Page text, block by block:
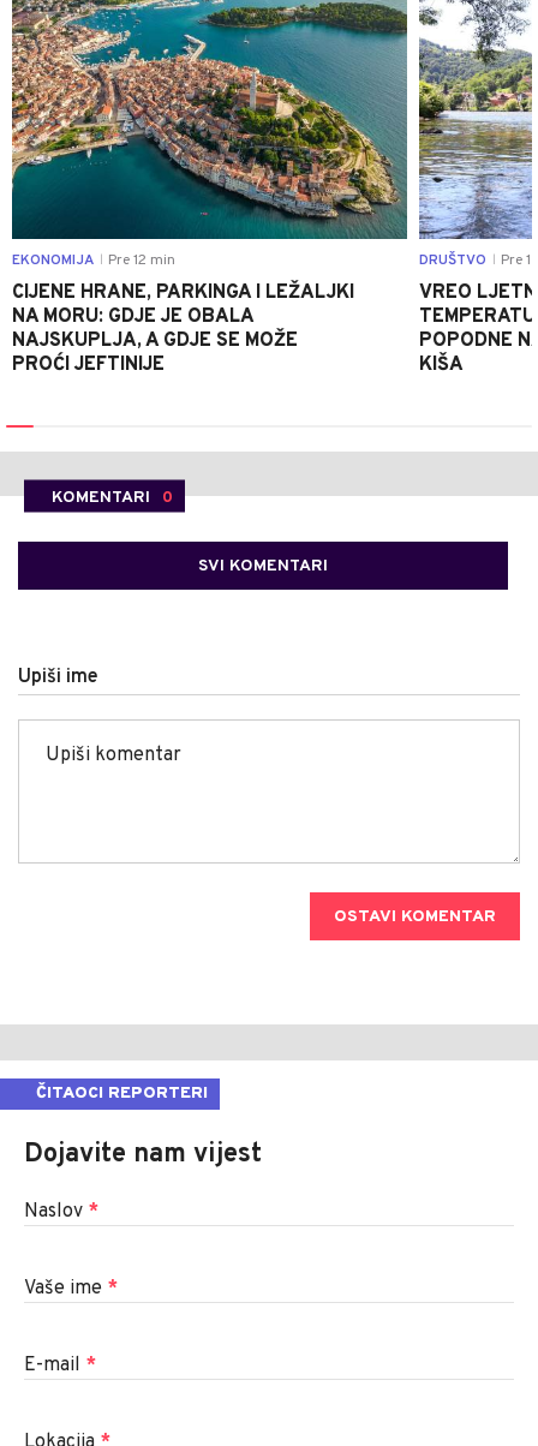
EKONOMIJA Pre 12 min
CIJENE HRANE, PARKINGA I LEŽALJKI
NA MORU: GDJE JE OBALA
NAJSKUPLJA, A GDJE SE MOŽE
PROĆI JEFTINIJE
DRUŠTVO Pre
VREO
POPODNE
KIŠA
KOMENTARI 0
SVI KOMENTARI
Upiši ime
OSTAVI KOMENTAR
ČITAOCI REPORTERI
Dojavite nam vijest
Naslov *
Vaše ime *
E-mail *